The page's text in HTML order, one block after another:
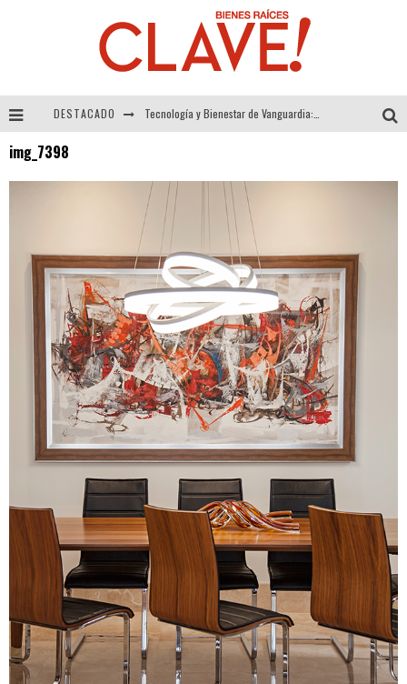
DESTACADO
Alexandra Bedoya – La Constancia detrás de La Paletería
img_7398